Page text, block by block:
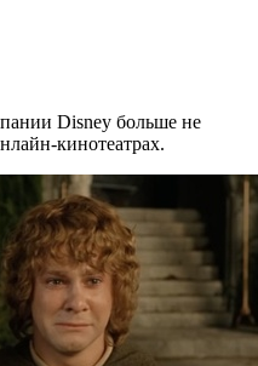
Disney больше не
кинотеатрах.